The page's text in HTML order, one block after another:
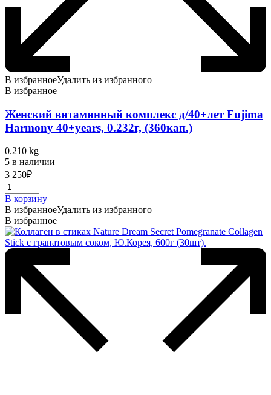
В избранноеУдалить из избранного
В избранное
Женский витаминный комплекс д/40+лет Fujima
Harmony 40+years, 0.232г, (360кап.)
0.210 kg
5 в наличии
3 250₽
В корзину
В избранноеУдалить из избранного
В избранное